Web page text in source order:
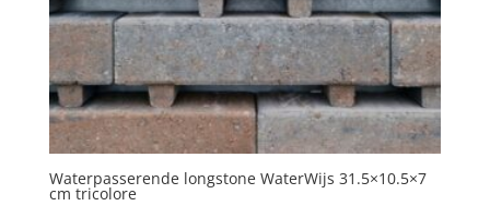
Waterpasserende longstone WaterWijs 31.5×10.5×7
cm tricolore